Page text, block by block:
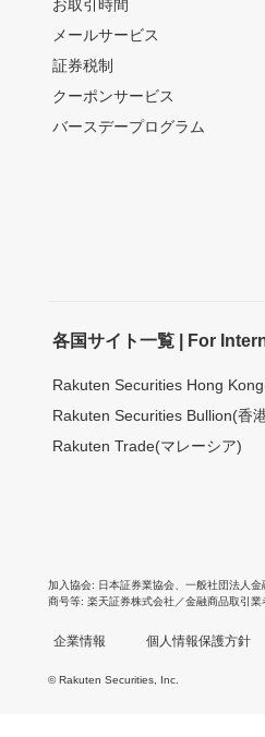
お取引時間
メールサービス
証券税制
クーポンサービス
バースデープログラム
各国サイト一覧 | For
Rakuten Securities Hong
Rakuten Securities Bullion(香
Rakuten Trade(マレーシア)
加入協会 日本証券業協会 一般社団法人金
商号等 楽天証券株式会社／金融商品取引
企業情報 個人情報保護方針
© Rakuten Securities, Inc.